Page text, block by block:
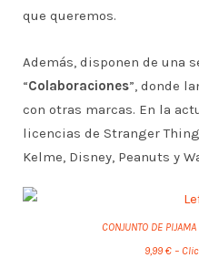
que queremos.
Además, disponen de una
“Colaboraciones”, donde
con otras marcas. En la
licencias de Stranger
Kelme, Disney, Peanuts y
CONJUNTO DE
9,99 € –